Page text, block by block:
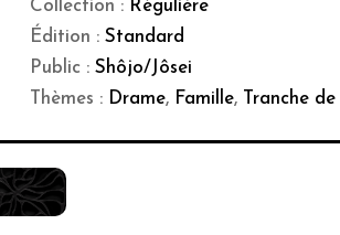
Collection : Régulière
Édition : Standard
Public : Shôjo/Jôsei
Thèmes : Drame, Famille, Tranche